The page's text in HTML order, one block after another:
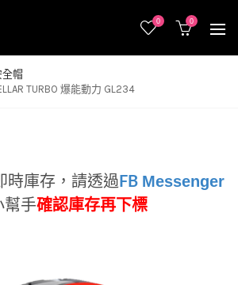
0 0
全帽
TURBO 爆能動力 GL234
時庫存， 請透過 FB Messenger
幫手確認庫存再下標